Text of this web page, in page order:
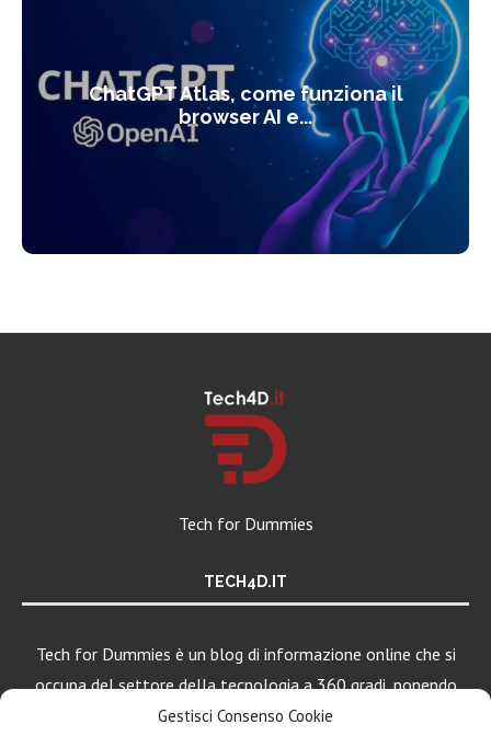
Gestisci Consenso Cookie
ChatGPT Atlas, come funziona il
browser AI e...
Tech for Dummies
TECH4D.IT
Tech for Dummies è un blog di informazione online che si
occupa del settore della tecnologia a 360 gradi, ponendo
una particolare attenzione al mondo Android, Apple e